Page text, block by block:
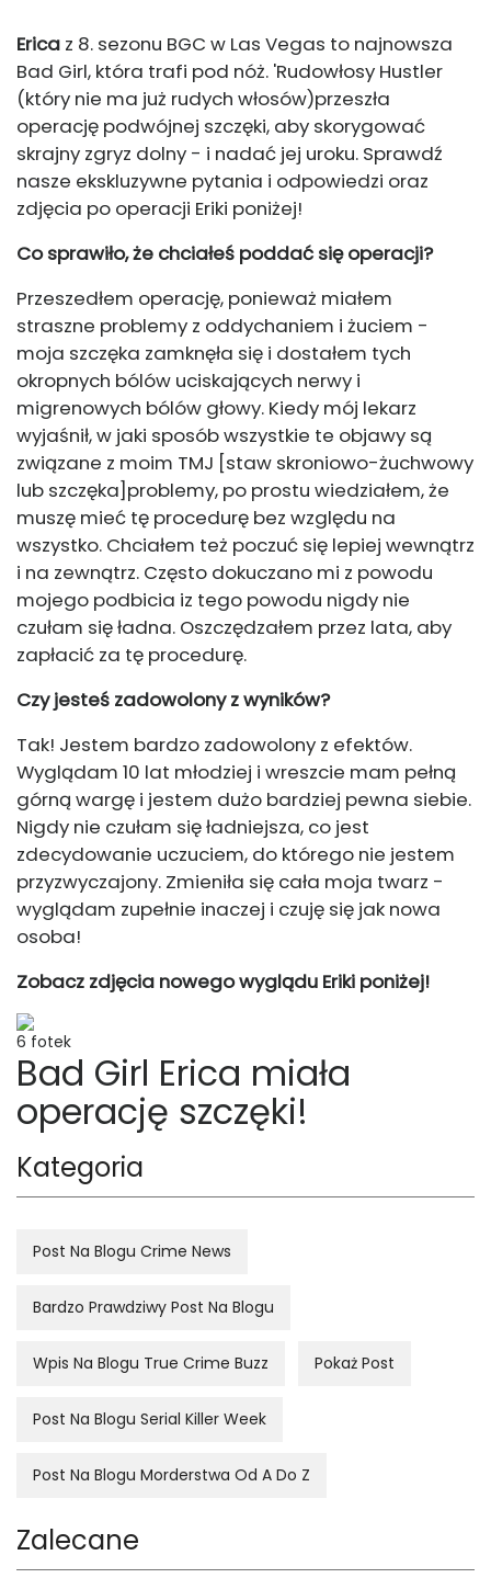
Erica z 8. sezonu BGC w Las Vegas to najnowsza
Bad Girl, która trafi pod nóż. 'Rudowłosy Hustler
(który nie ma już rudych włosów)przeszła
operację podwójnej szczęki, aby skorygować
skrajny zgryz dolny - i nadać jej uroku. Sprawdź
nasze ekskluzywne pytania i odpowiedzi oraz
zdjęcia po operacji Eriki poniżej!
Co sprawiło, że chciałeś poddać się operacji?
Przeszedłem operację, ponieważ miałem
straszne problemy z oddychaniem i żuciem -
moja szczęka zamknęła się i dostałem tych
okropnych bólów uciskających nerwy i
migrenowych bólów głowy. Kiedy mój lekarz
wyjaśnił, w jaki sposób wszystkie te objawy są
związane z moim TMJ [staw skroniowo-żuchwowy
lub szczęka] problemy, po prostu wiedziałem, że
muszę mieć tę procedurę bez względu na
wszystko. Chciałem też poczuć się lepiej wewnątrz
i na zewnątrz. Często dokuczano mi z powodu
mojego podbicia iz tego powodu nigdy nie
czułam się ładna. Oszczędzałem przez lata, aby
zapłacić za tę procedurę.
Czy jesteś zadowolony z wyników?
Tak! Jestem bardzo zadowolony z efektów.
Wyglądam 10 lat młodziej i wreszcie mam pełną
górną wargę i jestem dużo bardziej pewna siebie.
Nigdy nie czułam się ładniejsza, co jest
zdecydowanie uczuciem, do którego nie jestem
przyzwyczajony. Zmieniła się cała moja twarz -
wyglądam zupełnie inaczej i czuję się jak nowa
osoba!
Zobacz zdjęcia nowego wyglądu Eriki poniżej!
6 fotek
Bad Girl Erica miała
operację szczęki!
Kategoria
Post Na Blogu Crime News
Bardzo Prawdziwy Post Na Blogu
Wpis Na Blogu True Crime Buzz Pokaż Post
Post Na Blogu Serial Killer Week
Post Na Blogu Morderstwa Od A Do Z
Zalecane